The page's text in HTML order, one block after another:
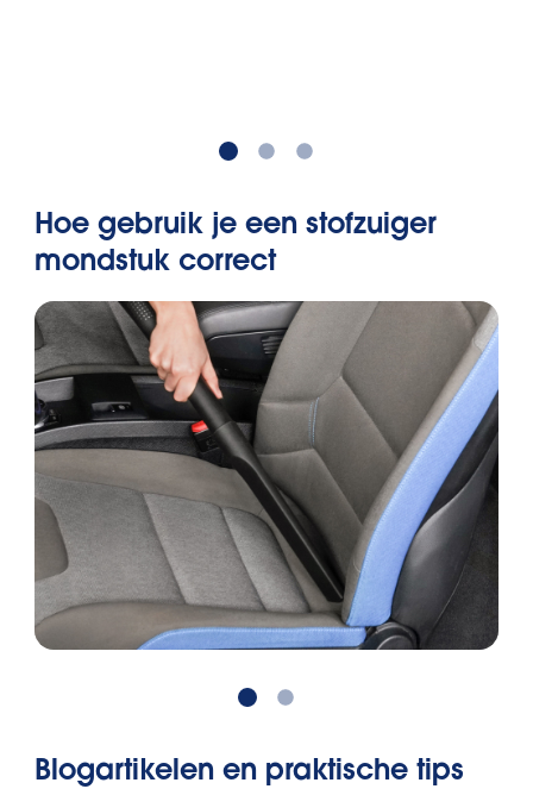
Hoe gebruik je een stofzuiger
mondstuk correct
Blogartikelen en praktische tips